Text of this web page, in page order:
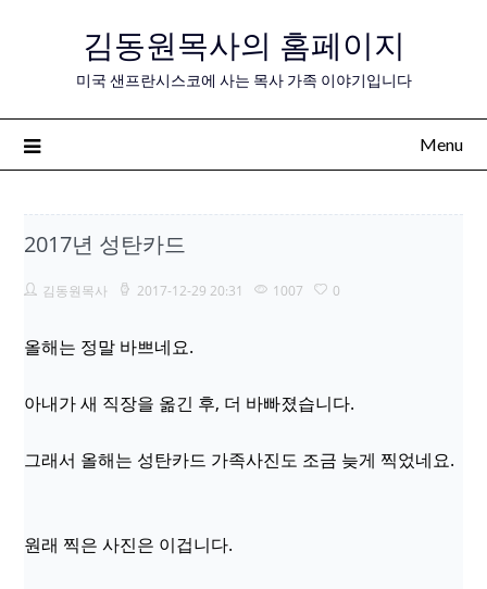
김동원목사의 홈페이지
미국 샌프란시스코에 사는 목사 가족 이야기입니다
Menu
2017년 성탄카드
김동원목사 2017-12-29 20:31 1007 0
올해는 정말 바쁘네요.
아내가 새 직장을 옮긴 후, 더 바빠졌습니다.
그래서 올해는 성탄카드 가족사진도 조금 늦게 찍었네요.
원래 찍은 사진은 이겁니다.